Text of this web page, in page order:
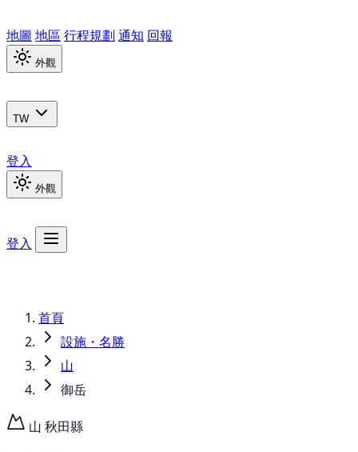
地圖 地區 行程規劃 通知 回報
外觀
TW
登入
外觀
登入
首頁
設施・名勝
山
御岳
山 秋田縣